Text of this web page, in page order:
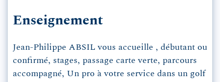
Enseignement
Jean-Philippe ABSIL vous accueille , débutant ou
confirmé, stages, passage carte verte, parcours
accompagné, Un pro à votre service dans un golf